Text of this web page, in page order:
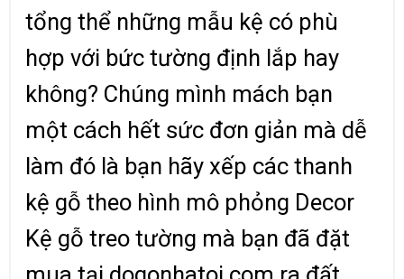
tổng thể những mẫu kệ có phù
hợp với bức tường định lắp hay
không? Chúng mình mách bạn
một cách hết sức đơn giản mà dễ
làm đó là bạn hãy xếp các thanh
kệ gỗ theo hình mô phỏng Decor
Kệ gỗ treo tường mà bạn đã đặt